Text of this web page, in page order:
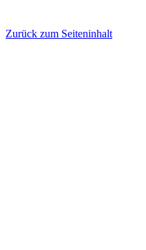
Zurück zum Seiteninhalt